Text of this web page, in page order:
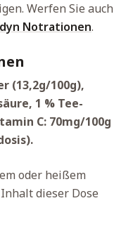
Werfen Sie auch
Notrationen.
(13,2g/100g),
1 % Tee-
C: 70mg/100g
oder heißem
dieser Dose